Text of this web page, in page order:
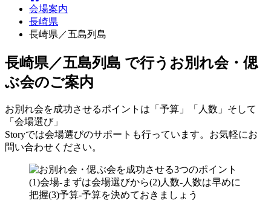
会場案内
長崎県
長崎県／五島列島
長崎県／五島列島 で行う お別れ会・偲
ぶ会のご案内
お別れ会を成功させるポイントは「予算」「人数」そして
「会場選び」
Storyでは会場選びのサポートも行っています。お気軽にお
問い合わせください。